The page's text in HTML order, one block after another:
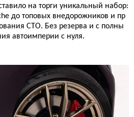
на торги уникальный набор:
до топовых внедорожников и пр
СТО. Без резерва и с полны
автоимперии с нуля.